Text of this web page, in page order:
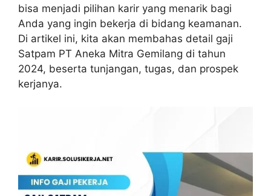
bisa menjadi pilihan karir yang menarik bagi
Anda yang ingin bekerja di bidang keamanan.
Di artikel ini, kita akan membahas detail gaji
Satpam PT Aneka Mitra Gemilang di tahun
2024, beserta tunjangan, tugas, dan prospek
kerjanya.